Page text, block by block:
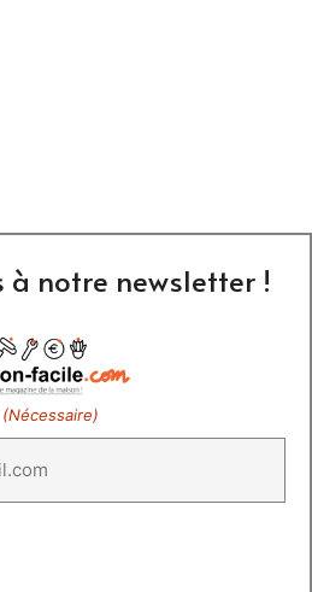
à notre newsletter !
(Nécessaire)